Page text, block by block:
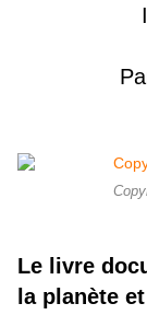
Le livre
la planète